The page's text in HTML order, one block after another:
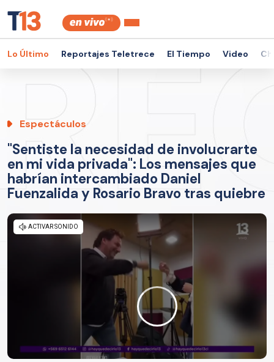
Lo Último Reportajes Teletrece El Tiempo Video
Espectáculos
"Sentiste la necesidad de involucrarte
en mi vida privada": Los mensajes que
habrían intercambiado Daniel
Fuenzalida y Rosario Bravo tras quiebre